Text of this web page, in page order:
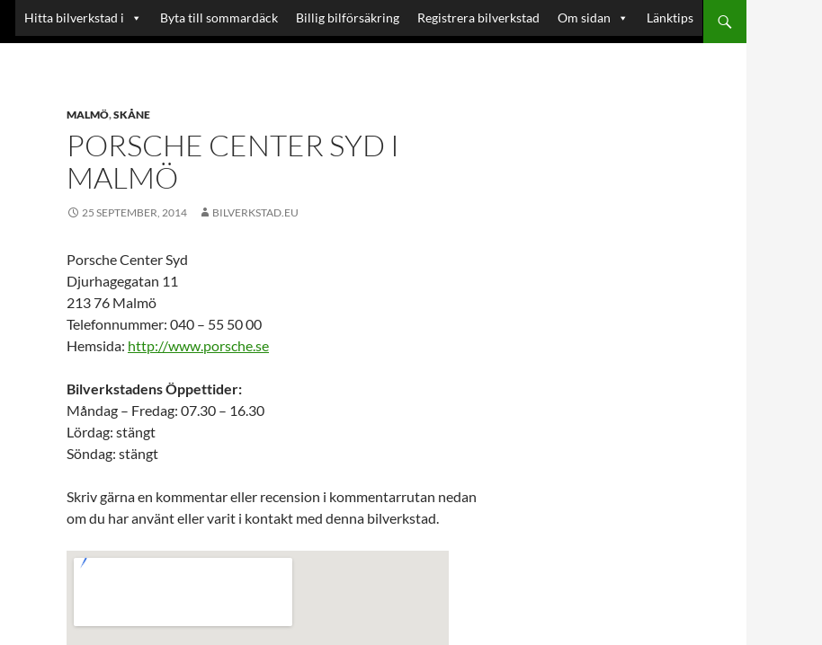
Hitta bilverkstad i Byta till sommardäck Billig bilförsäkring Registrera bilverkstad Om sidan Länktips
MALMÖ,SKÅNE
PORSCHE CENTER SYD I
MALMÖ
25 SEPTEMBER, 2014 BILVERKSTAD.EU
Porsche Center Syd
Djurhagegatan 11
213 76 Malmö
Telefonnummer: 040 – 55 50 00
Hemsida: http://www.porsche.se
Bilverkstadens Öppettider:
Måndag – Fredag: 07.30 – 16.30
Lördag: stängt
Söndag: stängt
Skriv gärna en kommentar eller recension i kommentarrutan nedan
om du har använt eller varit i kontakt med denna bilverkstad.